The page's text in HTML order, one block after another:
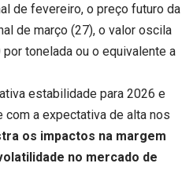
de fevereiro, o preço futuro da
de março (27), o valor oscila
tonelada ou o equivalente a
estabilidade para 2026 e
a expectativa de alta nos
os impactos na margem
no mercado de